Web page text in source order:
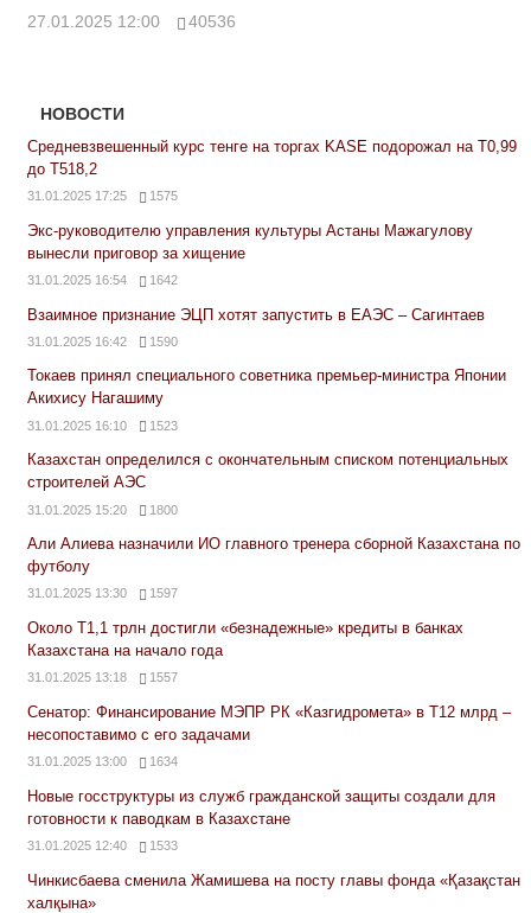
27.01.2025 12:00 40536
НОВОСТИ
Средневзвешенный курс тенге на торгах KASE подорожал на Т0,99
до Т518,2
31.01.2025 17:25 1575
Экс-руководителю управления культуры Астаны Мажагулову
вынесли приговор за хищение
31.01.2025 16:54 1642
Взаимное признание ЭЦП хотят запустить в ЕАЭС – Сагинтаев
31.01.2025 16:42 1590
Токаев принял специального советника премьер-министра Японии
Акихису Нагашиму
31.01.2025 16:10 1523
Казахстан определился с окончательным списком потенциальных
строителей АЭС
31.01.2025 15:20 1800
Али Алиева назначили ИО главного тренера сборной Казахстана по
футболу
31.01.2025 13:30 1597
Около Т1,1 трлн достигли «безнадежные» кредиты в банках
Казахстана на начало года
31.01.2025 13:18 1557
Сенатор: Финансирование МЭПР РК «Казгидромета» в Т12 млрд –
несопоставимо с его задачами
31.01.2025 13:00 1634
Новые госструктуры из служб гражданской защиты создали для
готовности к паводкам в Казахстане
31.01.2025 12:40 1533
Чинкисбаева сменила Жамишева на посту главы фонда «Қазақстан
халқына»